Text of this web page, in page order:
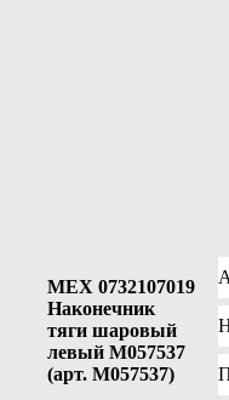
MEX 0732107019
Наконечник
тяги шаровый
левый M057537
(арт. M057537)